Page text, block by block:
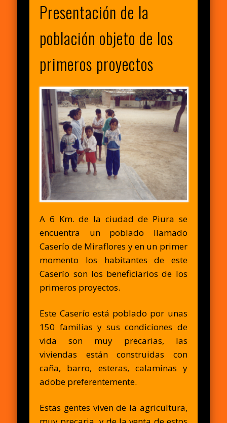
Presentación de la
población objeto de los
primeros proyectos
A 6 Km. de la ciudad de Piura se
encuentra un poblado llamado
Caserío de Miraflores y en un primer
momento los habitantes de este
Caserío son los beneficiarios de los
primeros proyectos.
Este Caserío está poblado por unas
150 familias y sus condiciones de
vida son muy precarias, las
viviendas están construidas con
caña, barro, esteras, calaminas y
adobe preferentemente.
Estas gentes viven de la agricultura,